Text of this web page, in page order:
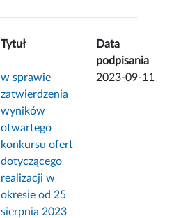
Tytuł
Data
podpisania
w sprawie
zatwierdzenia
wyników
otwartego
konkursu ofert
dotyczącego
realizacji w
okresie od 25
sierpnia 2023
2023-09-11